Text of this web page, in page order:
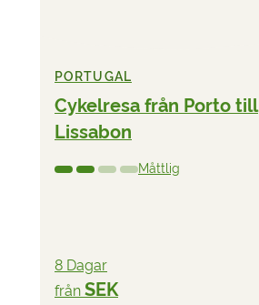
PORTUGAL
Cykelresa från Porto till
Lissabon
Måttlig
8 Dagar
från SEK